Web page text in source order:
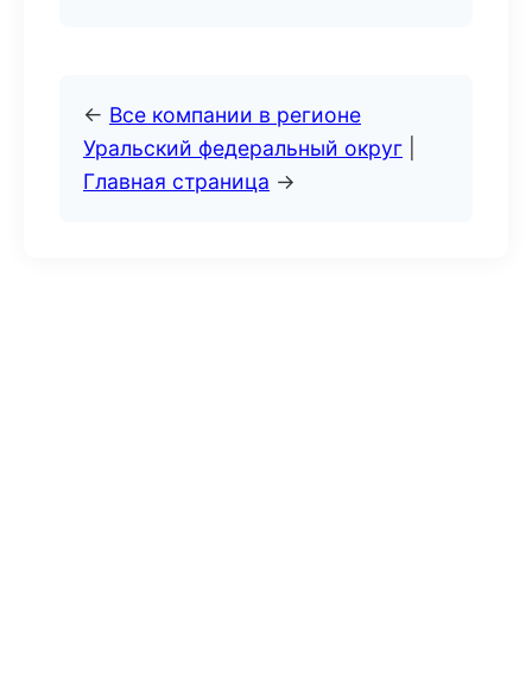
← Все компании в регионе
Уральский федеральный округ
Главная страница →